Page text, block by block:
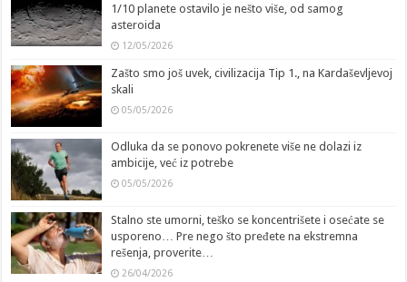
1/10 planete ostavilo je nešto više, od samog
asteroida
12/05/2026
Zašto smo još uvek, civilizacija Tip 1., na Kardaševljevoj
skali
05/05/2026
Odluka da se ponovo pokrenete više ne dolazi iz
ambicije, već iz potrebe
05/05/2026
Stalno ste umorni, teško se koncentrišete i osećate se
usporeno… Pre nego što pređete na ekstremna
rešenja, proverite…
26/04/2026